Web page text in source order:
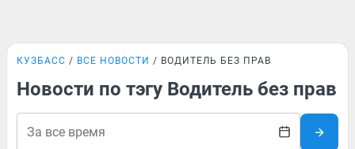
КУЗБАСС ВСЕ НОВОСТИ ВОДИТЕЛЬ БЕЗ ПРАВ
Новости по тэгу Водитель без прав